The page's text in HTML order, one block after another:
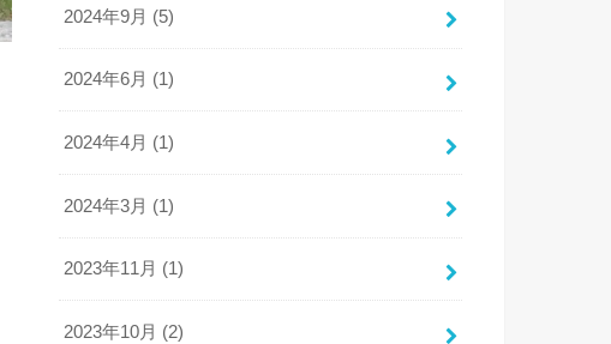
2024年9月 (5)
2024年6月 (1)
2024年4月 (1)
2024年3月 (1)
2023年11月 (1)
2023年10月 (2)